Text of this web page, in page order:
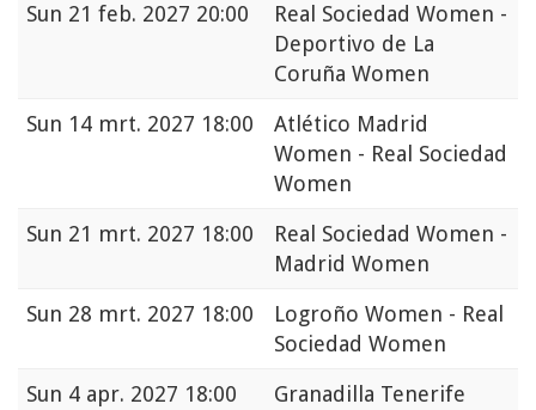
Sun 21 feb. 2027 20:00
Real Sociedad Women -
Deportivo de La
Coruña Women
Sun 14 mrt. 2027 18:00
Atlético Madrid
Women - Real Sociedad
Women
Sun 21 mrt. 2027 18:00
Real Sociedad Women -
Madrid Women
Sun 28 mrt. 2027 18:00
Logroño Women - Real
Sociedad Women
Sun 4 apr. 2027 18:00
Granadilla Tenerife